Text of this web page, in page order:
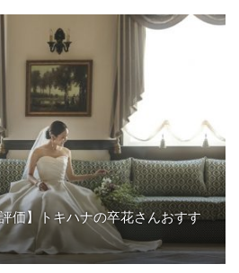
価】トキハナの卒花さんおすす